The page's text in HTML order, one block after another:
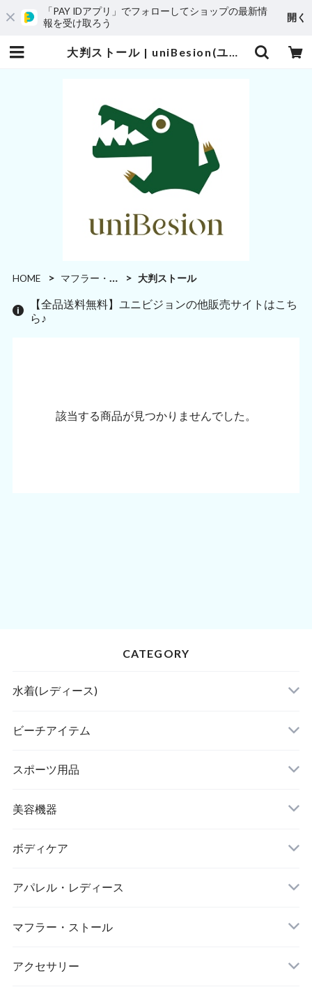
「PAY IDアプリ」でフォローしてショップの最新情
報を受け取ろう
開く
大判ストール | uniBesion(ユニビジョン)
HOME マフラー・ストール 大判ストール
【全品送料無料】ユニビジョンの他販売サイトはこち
ら♪
該当する商品が見つかりませんでした。
CATEGORY
水着(レディース)
ビキニ
ハイネックビキニ
ビーチアイテム
ビーチサンダル
ヌードブラ
カーディガン・羽織
ステッカー
スポーツ用品
サウナスーツ
スイムウェア
スポーツブラ
レギンス・スパッツ
スポーツウェアセット
美容機器
脱毛器
ボディケア
リップ・唇
マスク
アパレル・レディース
レッグウォーマー
マフラー・ストール
大判ストール
アクセサリー